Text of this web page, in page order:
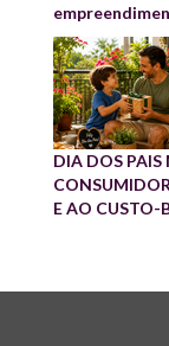
DIA DOS
E AO CUSTO-